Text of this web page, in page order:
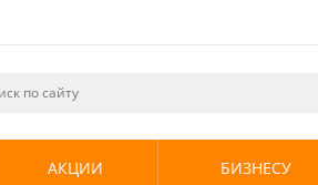
и
использования.
.
АКЦИИ БИЗНЕСУ